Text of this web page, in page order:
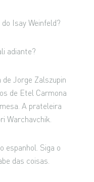
Isay Weinfeld?
adiante?
Jorge Zalszupin
de Etel Carmona
A prateleira
Warchavchik.
espanhol. Siga o
das coisas.